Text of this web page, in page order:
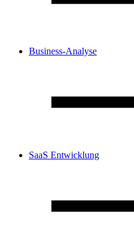
Business-Analyse
SaaS Entwicklung